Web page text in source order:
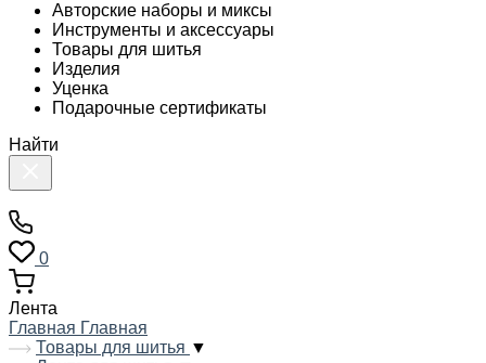
Авторские наборы и миксы
Инструменты и аксессуары
Товары для шитья
Изделия
Уценка
Подарочные сертификаты
Найти
0
Лента
Главная Главная
Товары для шитья ▼